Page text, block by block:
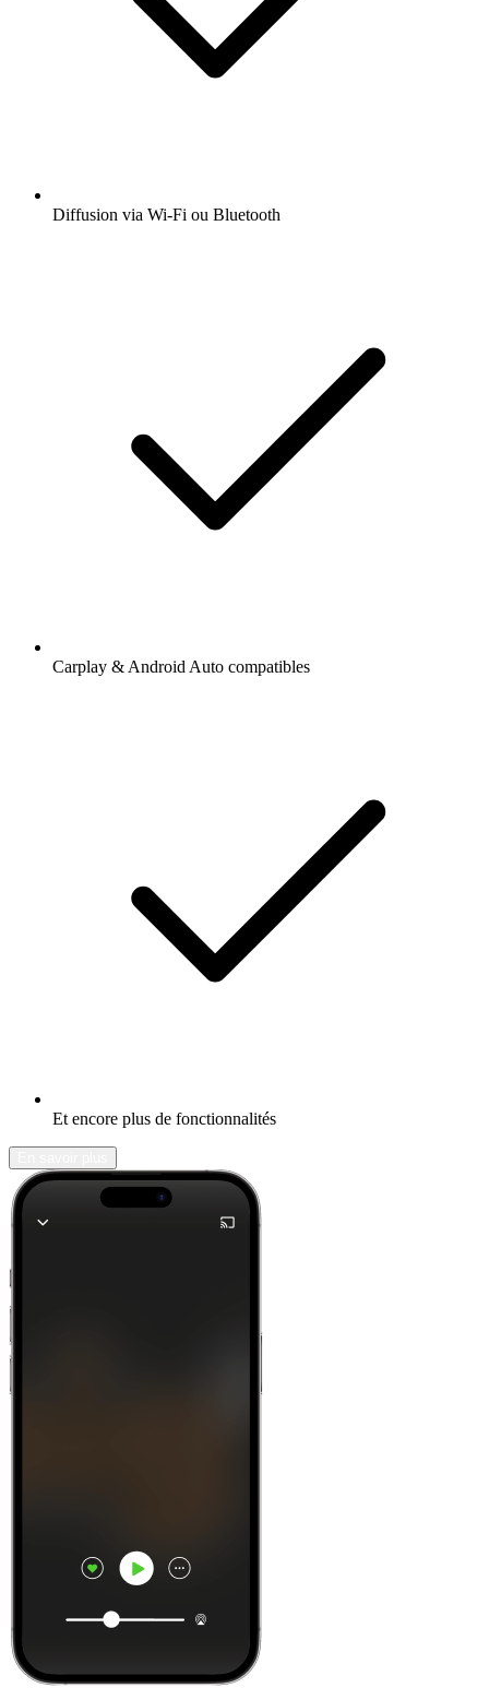
Diffusion via Wi-Fi ou Bluetooth
Carplay & Android Auto compatibles
Et encore plus de fonctionnalités